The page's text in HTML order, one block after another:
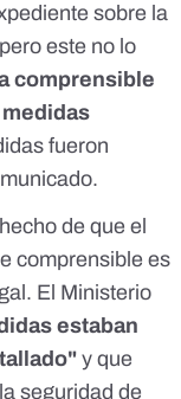
sobre la
este no lo
comprensible
fueron
de que el
comprensible es
El Ministerio
estaban
y que
seguridad de